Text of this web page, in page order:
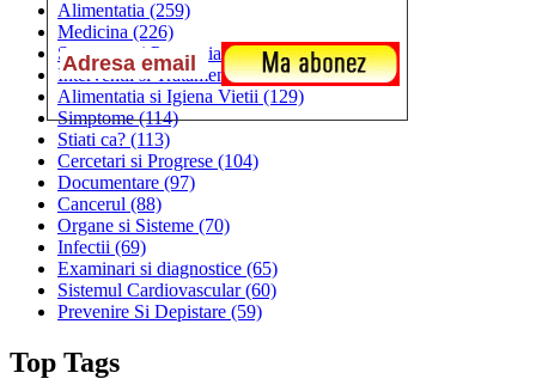
Alimentatia (259)
Medicina (226)
Sanatatea si Preventia(170)
Interventii si Tratamente(167)
Alimentatia si Igiena Vietii (129)
Simptome(114)
Stiati ca? (113)
Cercetari si Progrese (104)
Documentare (97)
Cancerul (88)
Organe si Sisteme (70)
Infectii (69)
Examinari si diagnostice (65)
Sistemul Cardiovascular(60)
Prevenire Si Depistare (59)
Top Tags